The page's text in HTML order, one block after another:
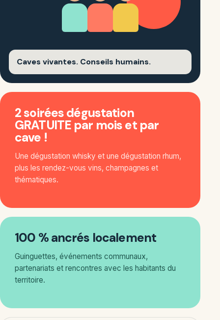
Caves vivantes. Conseils humains.
2 soirées dégustation
GRATUITE par mois et par
cave !
Une dégustation whisky et une dégustation rhum,
plus les rendez-vous vins, champagnes et
thématiques.
100 % ancrés localement
Guinguettes, événements communaux,
partenariats et rencontres avec les habitants du
territoire.